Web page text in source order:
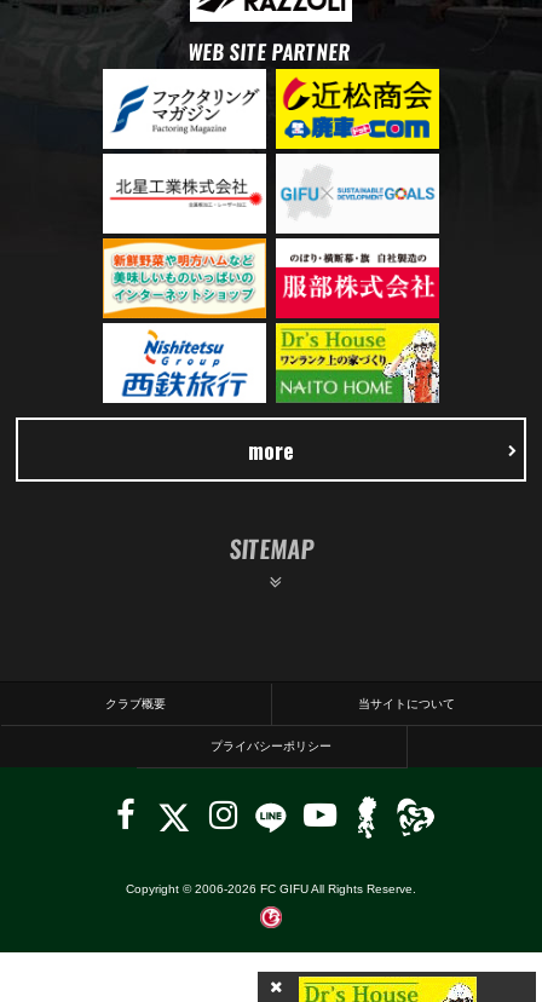
WEB SITE PARTNER
more
SITEMAP
クラブ概要 当サイトについて
プライバシーポリシー
Copyright © 2006-2026 FC GIFU All Rights Reserve.